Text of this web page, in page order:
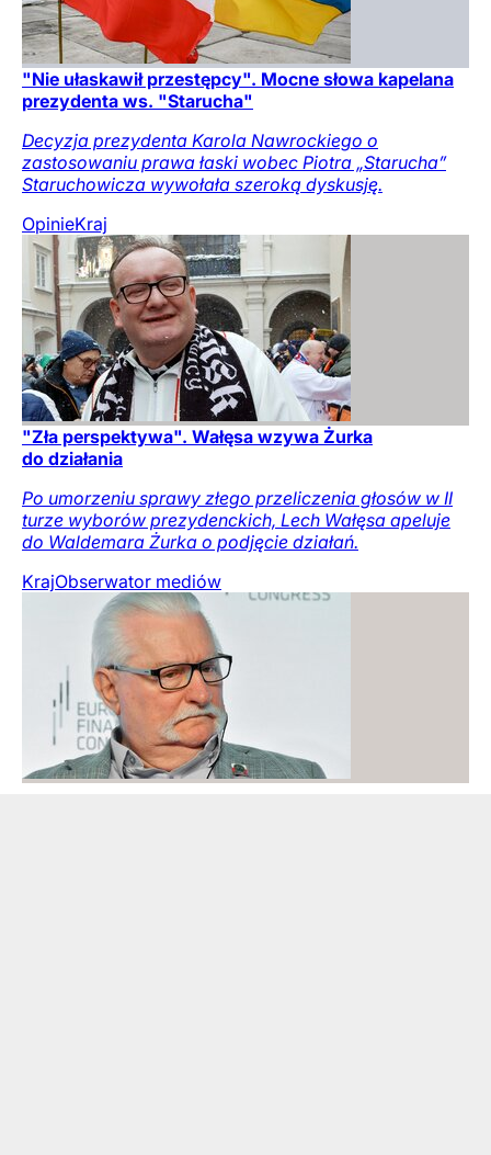
"Nie ułaskawił przestępcy". Mocne słowa kapelana
prezydenta ws. "Starucha"
Decyzja prezydenta Karola Nawrockiego o
zastosowaniu prawa łaski wobec Piotra „Starucha”
Staruchowicza wywołała szeroką dyskusję.
OpinieKraj
"Zła perspektywa". Wałęsa wzywa Żurka
do działania
Po umorzeniu sprawy złego przeliczenia głosów w II
turze wyborów prezydenckich, Lech Wałęsa apeluje
do Waldemara Żurka o podjęcie działań.
KrajObserwator mediów